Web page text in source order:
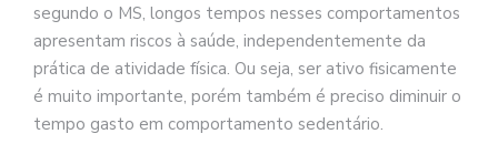
segundo o MS, longos tempos nesses comportamentos
apresentam riscos à saúde, independentemente da
prática de atividade física. Ou seja, ser ativo fisicamente
é muito importante, porém também é preciso diminuir o
tempo gasto em comportamento sedentário.